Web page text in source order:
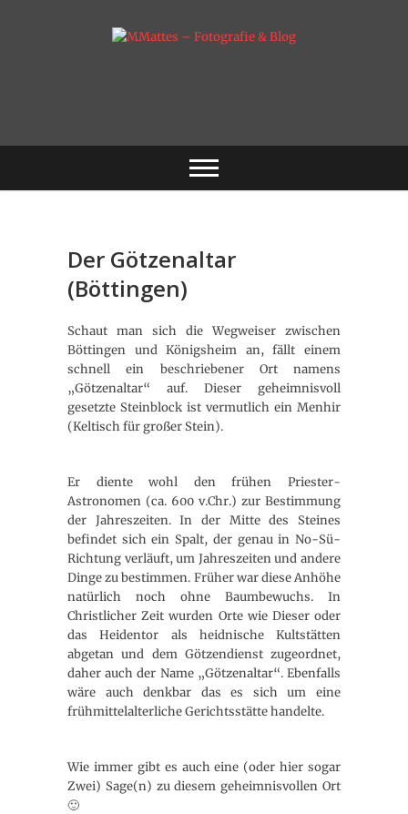
Der Götzenaltar
(Böttingen)
Schaut man sich die Wegweiser zwischen
Böttingen und Königsheim an, fällt einem
schnell ein beschriebener Ort namens
„Götzenaltar“ auf. Dieser geheimnisvoll
gesetzte Steinblock ist vermutlich ein Menhir
(Keltisch für großer Stein).
Er diente wohl den frühen Priester-
Astronomen (ca. 600 v.Chr.) zur Bestimmung
der Jahreszeiten. In der Mitte des Steines
befindet sich ein Spalt, der genau in No-Sü-
Richtung verläuft, um Jahreszeiten und andere
Dinge zu bestimmen. Früher war diese Anhöhe
natürlich noch ohne Baumbewuchs. In
Christlicher Zeit wurden Orte wie Dieser oder
das Heidentor als heidnische Kultstätten
abgetan und dem Götzendienst zugeordnet,
daher auch der Name „Götzenaltar“. Ebenfalls
wäre auch denkbar das es sich um eine
frühmittelalterliche Gerichtsstätte handelte.
Wie immer gibt es auch eine (oder hier sogar
Zwei) Sage(n) zu diesem geheimnisvollen Ort
🙂